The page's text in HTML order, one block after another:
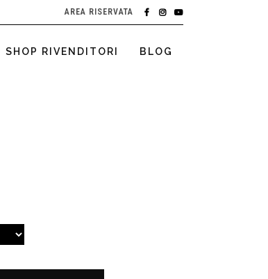
AREA RISERVATA
SHOP RIVENDITORI BLOG